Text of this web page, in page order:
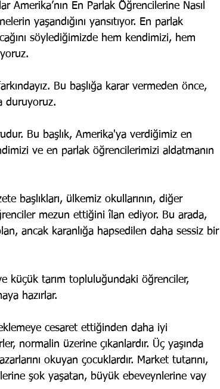
Amerika’nın En Parlak Öğrencilerine Nasıl
yaşandığını yansıtıyor. En parlak
söylediğimizde hem kendimizi, hem
Bu başlığa karar vermeden önce,
duruyoruz.
Bu başlık, Amerika'ya verdiğimiz en
ve en parlak öğrencilerimizi aldatmanın
başlıkları, ülkemiz okullarının, diğer
mezun ettiğini îlan ediyor. Bu arada,
ancak karanlığa hapsedilen daha sessiz bir
küçük tarım topluluğundaki öğrenciler,
hazırlar.
cesaret ettiğinden daha iyi
normalin üzerine çıkanlardır. Üç yaşında
okuyan çocuklardır. Market tutarını,
şok yaşatan, büyük ebeveynlerine vay